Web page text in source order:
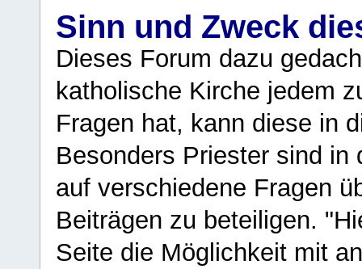
Sinn und Zweck
Dieses Forum dazu
katholische Kirche jedem
Fragen hat, kann diese in
Besonders Priester sind in
auf verschiedene Fragen
Beiträgen zu beteiligen.
Seite die Möglichkeit mit